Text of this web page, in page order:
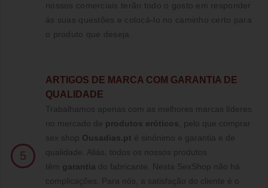
nossos comerciais terão todo o gosto em responder
ás suas questões e colocá-lo no caminho certo para
o produto que deseja.
5
ARTIGOS DE MARCA COM GARANTIA DE
QUALIDADE
Trabalhamos apenas com as melhores marcas líderes
no mercado de produtos eróticos , pelo que comprar
sex shop Ousadias.pt é sinónimo e garantia e de
qualidade. Aliás, todos os nossos produtos
têm garantia do fabricante. Nesta SexShop não há
complicações. Para nós, a satisfação do cliente é o